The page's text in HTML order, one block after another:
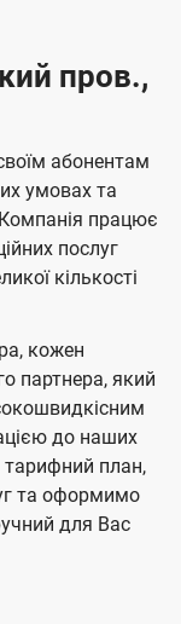
пров.,
абонентам
умовах та
працює
послуг
кількості
кожен
партнера, який
до наших
план,
та оформимо
для Вас